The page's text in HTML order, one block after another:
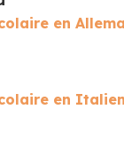
en
en Italien